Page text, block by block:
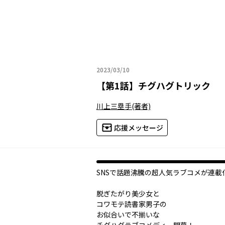
2023/03/10
2023年03月10日
【第1話】 チグハグトリック
川上三塁手(著者)
応援メッセージ
SNSで話題沸騰の超人気ラブコメが連載
脱ぎたがり美少女と
コワモテ読書家男子の
お似合いで不揃いな